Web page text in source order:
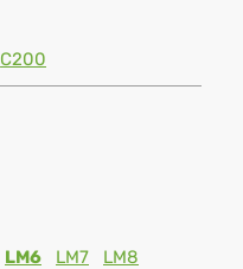
C200
LM6 LM7 LM8